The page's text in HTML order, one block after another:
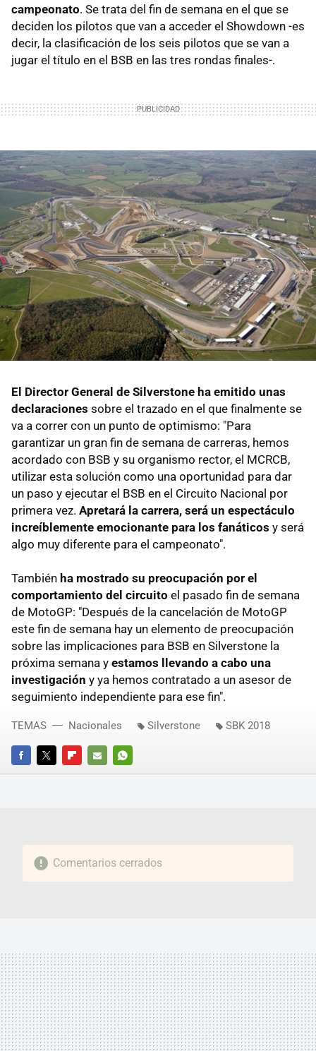
campeonato. Se trata del fin de semana en el que se
deciden los pilotos que van a acceder el Showdown -es
decir, la clasificación de los seis pilotos que se van a
jugar el título en el BSB en las tres rondas finales-.
El Director General de Silverstone ha emitido unas
declaraciones sobre el trazado en el que finalmente se
va a correr con un punto de optimismo: "Para
garantizar un gran fin de semana de carreras, hemos
acordado con BSB y su organismo rector, el MCRCB,
utilizar esta solución como una oportunidad para dar
un paso y ejecutar el BSB en el Circuito Nacional por
primera vez. Apretará la carrera, será un espectáculo
increíblemente emocionante para los fanáticos y será
algo muy diferente para el campeonato".
También ha mostrado su preocupación por el
comportamiento del circuito el pasado fin de semana
de MotoGP: "Después de la cancelación de MotoGP
este fin de semana hay un elemento de preocupación
sobre las implicaciones para BSB en Silverstone la
próxima semana y estamos llevando a cabo una
investigación y ya hemos contratado a un asesor de
seguimiento independiente para ese fin".
FACEBOOKTWITTERFLIPBOARD
E-
WHATSAPP
TEMAS Nacionales Silverstone SBK 2018
Comentarios cerrados